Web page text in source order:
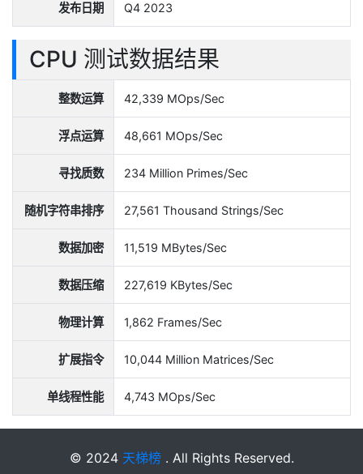
发布日期 Q4 2023
CPU 测试数据结果
整数运算 42,339 MOps/Sec
浮点运算 48,661 MOps/Sec
寻找质数 234 Million Primes/Sec
随机字符串排序 27,561 Thousand Strings/Sec
数据加密 11,519 MBytes/Sec
数据压缩 227,619 KBytes/Sec
物理计算 1,862 Frames/Sec
扩展指令 10,044 Million Matrices/Sec
单线程性能 4,743 MOps/Sec
© 2024 天梯榜. All Rights Reserved.